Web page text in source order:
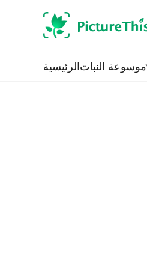
الرئيسية موسوعة النبات